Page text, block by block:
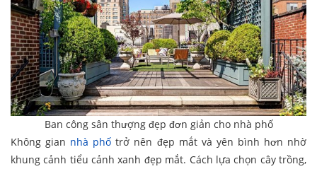
Ban công sân thượng đẹp đơn giản cho nhà phố
Không gian nhà phố trở nên đẹp mắt và yên bình hơn nhờ
khung cảnh tiểu cảnh xanh đẹp mắt. Cách lựa chọn cây trồng,